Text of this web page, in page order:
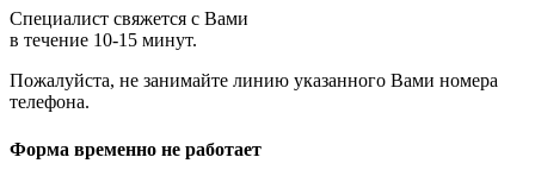
Краснознаменск
Кубинка
Ликино-Дулёво
Лобня
Луховицы
Специалист свяжется с Вами
в течение 10-15 минут.
Пожалуйста, не занимайте линию указанного Вами номера
телефона.
Форма временно не работает